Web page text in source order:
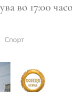
во 17:00
Спорт